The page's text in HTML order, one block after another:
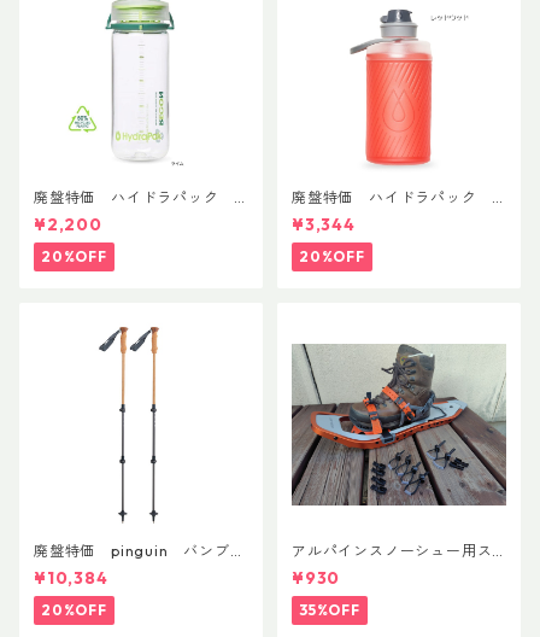
廃盤特価 ハイドラパック
リーコン ツイスト＆シップ 50
0ml
¥2,200
20%OFF
廃盤特価 ハイドラパック
フラックス 750ml
¥3,344
20%OFF
廃盤特価 pinguin バンブー
FLフォーム(ペア)
¥10,384
20%OFF
アルパインスノーシュー用ス
トラップキャッチ(ペア)
¥930
35%OFF